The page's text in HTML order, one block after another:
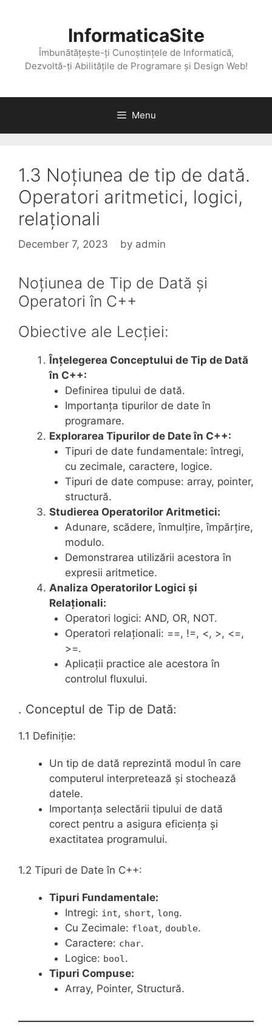
InformaticaSite
Îmbunătățește-ți Cunoștințele de Informatică,
Dezvoltă-ți Abilitățile de Programare și Design Web!
Menu
1.3 Noțiunea de tip de dată.
Operatori aritmetici, logici,
relaționali
December 7, 2023 by admin
Noțiunea de Tip de Dată și
Operatori în C++
Obiective ale Lecției:
Înțelegerea Conceptului de Tip de Dată
în C++:
Definirea tipului de dată.
Importanța tipurilor de date în
programare.
Explorarea Tipurilor de Date în C++:
Tipuri de date fundamentale: întregi,
cu zecimale, caractere, logice.
Tipuri de date compuse: array, pointer,
structură.
Studierea Operatorilor Aritmetici:
Adunare, scădere, înmulțire, împărțire,
modulo.
Demonstrarea utilizării acestora în
expresii aritmetice.
Analiza Operatorilor Logici și
Relaționali:
Operatori logici: AND, OR, NOT.
Operatori relaționali: ==, !=, <, >, <=,
>=.
Aplicații practice ale acestora în
controlul fluxului.
. Conceptul de Tip de Dată:
1.1 Definiție:
Un tip de dată reprezintă modul în care
computerul interpretează și stochează
datele.
Importanța selectării tipului de dată
corect pentru a asigura eficiența și
exactitatea programului.
1.2 Tipuri de Date în C++:
Tipuri Fundamentale:
Intregi: int, short, long.
Cu Zecimale: float, double.
Caractere: char.
Logice: bool .
Tipuri Compuse:
Array, Pointer, Structură.